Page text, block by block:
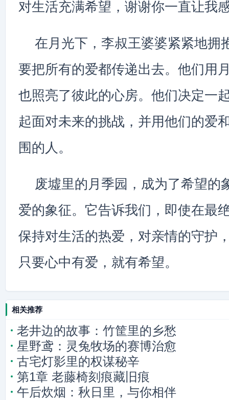
对生活充满希望，谢谢你一直让我
在月光下，李叔王婆婆紧紧地拥
要把所有的爱都传递出去。他们用
也照亮了彼此的心房。他们决定一
起面对未来的挑战，并用他们的爱
围的人。
废墟里的月季园，成为了希望的
爱的象征。它告诉我们，即使在最
保持对生活的热爱，对亲情的守护
只要心中有爱，就有希望。
相关推荐
老井边的故事：竹筐里的乡愁
星野鸢：灵兔牧场的赛博治愈
古宅灯影里的权谋秘辛
第1章 老藤椅刻痕藏旧痕
午后炊烟：秋日里，与你相伴